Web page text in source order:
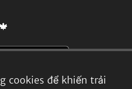
cookies để khiến trải